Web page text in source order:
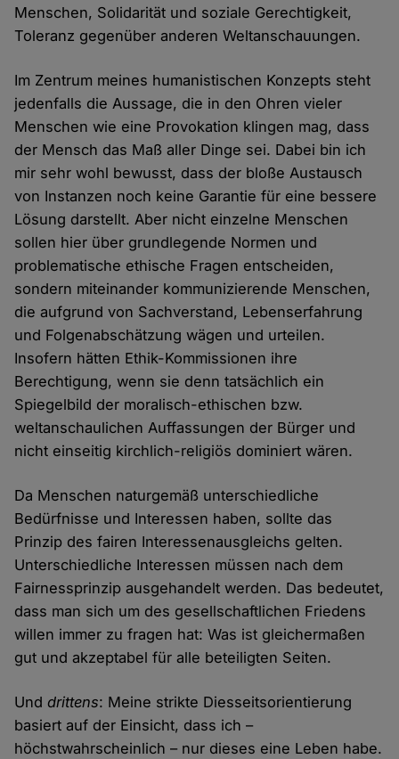
Menschen, Solidarität und soziale Gerechtigkeit,
Toleranz gegenüber anderen Weltanschauungen.
Im Zentrum meines humanistischen Konzepts steht
jedenfalls die Aussage, die in den Ohren vieler
Menschen wie eine Provokation klingen mag, dass
der Mensch das Maß aller Dinge sei. Dabei bin ich
mir sehr wohl bewusst, dass der bloße Austausch
von Instanzen noch keine Garantie für eine bessere
Lösung darstellt. Aber nicht einzelne Menschen
sollen hier über grundlegende Normen und
problematische ethische Fragen entscheiden,
sondern miteinander kommunizierende Menschen,
die aufgrund von Sachverstand, Lebenserfahrung
und Folgenabschätzung wägen und urteilen.
Insofern hätten Ethik-Kommissionen ihre
Berechtigung, wenn sie denn tatsächlich ein
Spiegelbild der moralisch-ethischen bzw.
weltanschaulichen Auffassungen der Bürger und
nicht einseitig kirchlich-religiös dominiert wären.
Da Menschen naturgemäß unterschiedliche
Bedürfnisse und Interessen haben, sollte das
Prinzip des fairen Interessenausgleichs gelten.
Unterschiedliche Interessen müssen nach dem
Fairnessprinzip ausgehandelt werden. Das bedeutet,
dass man sich um des gesellschaftlichen Friedens
willen immer zu fragen hat: Was ist gleichermaßen
gut und akzeptabel für alle beteiligten Seiten.
Unddrittens: Meine strikte Diesseitsorientierung
basiert auf der Einsicht, dass ich –
höchstwahrscheinlich – nur dieses eine Leben habe.